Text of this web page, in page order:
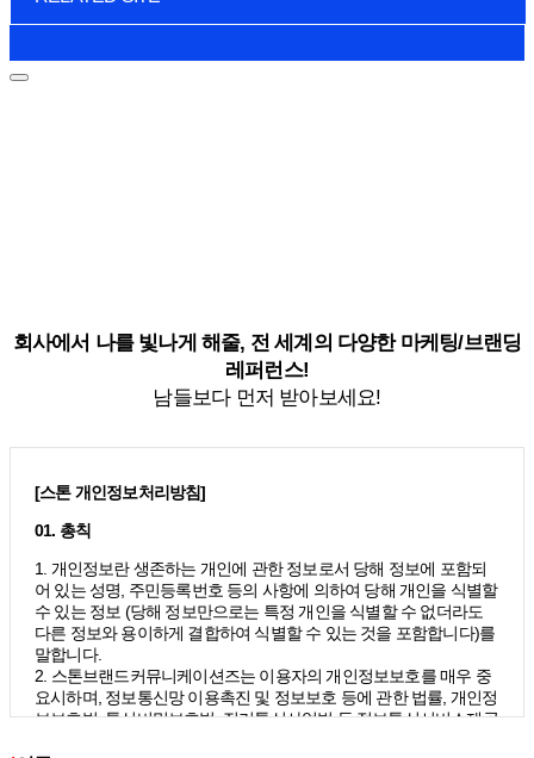
회사에서 나를 빛나게 해줄, 전 세계의 다양한 마케팅/브랜딩
레퍼런스!
남들보다 먼저 받아보세요!
[스톤 개인정보처리방침]
01. 총칙
1. 개인정보란 생존하는 개인에 관한 정보로서 당해 정보에 포함되
어 있는 성명, 주민등록번호 등의 사항에 의하여 당해 개인을 식별할
수 있는 정보 (당해 정보만으로는 특정 개인을 식별할 수 없더라도
다른 정보와 용이하게 결합하여 식별할 수 있는 것을 포함합니다)를
말합니다.
2. 스톤브랜드커뮤니케이션즈는 이용자의 개인정보보호를 매우 중
요시하며, 정보통신망 이용촉진 및 정보보호 등에 관한 법률, 개인정
보보호법, 통신비밀보호법, 전기통신사업법 등 정보통신서비스제공